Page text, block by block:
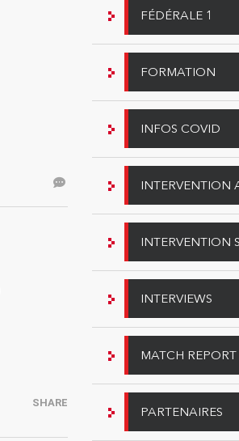
SHARE
FÉDÉRALE 1
FORMATION
INFOS COVID
INTERVENTION
INTERVENTION
INTERVIEWS
MATCH REPORT
PARTENAIRES